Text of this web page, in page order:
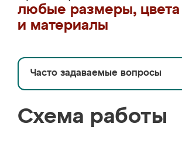
любые размеры, цвета
и материалы
Часто задаваемые вопросы
Схема работы